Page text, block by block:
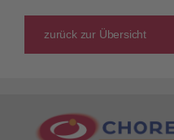
zurück zur Übersicht